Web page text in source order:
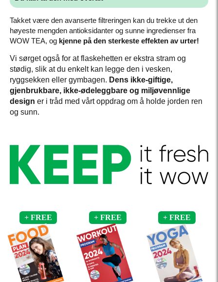
Takket være den avanserte filtreringen kan du trekke ut den
høyeste mengden antioksidanter og sunne ingredienser fra
WOW TEA, og kjenne på den sterkeste effekten av urter!
Vi sørget også for at flaskehetten er ekstra stram og
stødig, slik at du enkelt kan legge den i vesken,
ryggsekken eller gymbagen. Dens ikke-giftige,
gjenbrukbare, ikke-ødeleggbare og miljøvennlige
design er i tråd med vårt oppdrag om å holde jorden ren
og sunn.